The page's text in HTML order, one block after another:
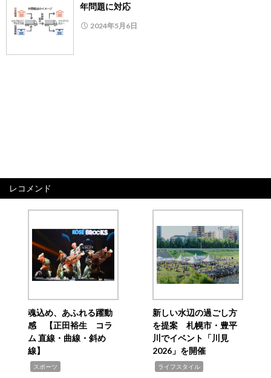
年問題に対応
2024年5月6日
レコメンド
魂込め、あふれる躍動
感 【正田裕生 コラ
ム 直線・曲線・斜め
線】
スポーツ
新しい水辺の過ごし方
を提案 札幌市・豊平
川でイベント「川見
2026」を開催
ライフスタイル